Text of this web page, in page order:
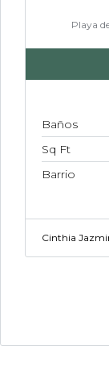
Playa
Baños
Sq Ft
Barrio
Cinthia